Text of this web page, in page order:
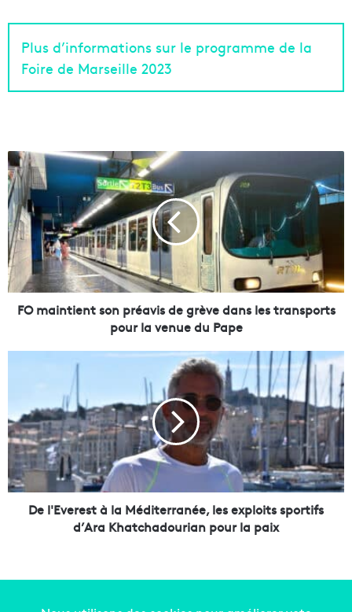
Plus d’informations sur le programme de la
Foire de Marseille 2023
F
O
m
a
i
n
t
i
e
é
a
i
s
FO maintient son préavis de grève dans les transports
pour la venue du Pape
E
v
r
e
De l'Everest à la Méditerranée, les exploits sportifs
d’Ara Khatchadourian pour la paix